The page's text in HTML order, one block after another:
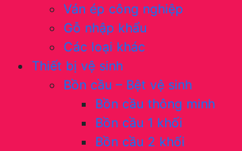
Ván ép công nghiệp
Gỗ nhập khẩu
Các loại khác
Thiết bị vệ sinh
Bồn cầu – Bệt vệ sinh
Bồn cầu thông minh
Bồn cầu 1 khối
Bồn cầu 2 khối